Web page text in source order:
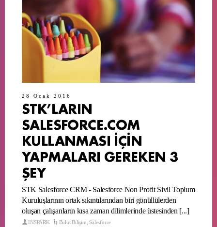
28 Ocak 2016
STK’LARIN
SALESFORCE.COM
KULLANMASI İÇİN
YAPMALARI GEREKEN 3
ŞEY
STK Salesforce CRM - Salesforce Non Profit Sivil Toplum
Kuruluşlarının ortak sıkıntılarından biri gönüllülerden
oluşan çalışanların kısa zaman dilimlerinde üstesinden [...]
INSPARK Bulut Bilişim ,Salesforce